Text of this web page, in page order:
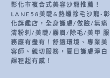
文
章
導
覽
彰化市複合式美容沙龍推薦！
LANE58美睫&熱蠟除毛沙龍-彰
化旗艦店，全身護膚/做臉/無痛
清粉刺/美睫/霧眉/除毛/美甲 服
務應有盡有！舒適環境、專業美
容師、親切服務，夏日護膚淨白
課程超有感！